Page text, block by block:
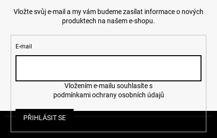
Vložte svůj e-mail a my vám budeme zasílat informace o nových
produktech na našem e-shopu.
E-mail
podmínkami ochrany osobních údajů
PŘIHLÁSIT SE